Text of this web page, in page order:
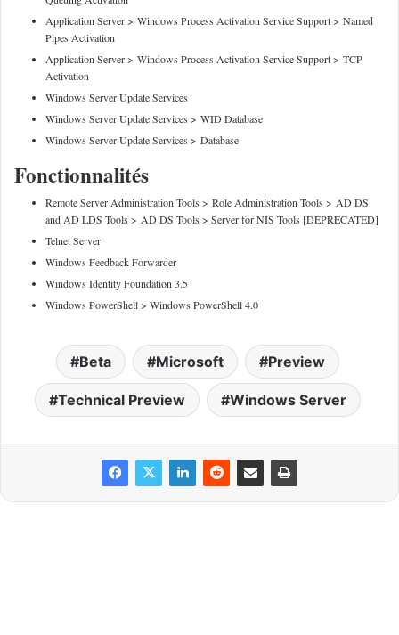
Application Server > Windows Process Activation Service Support > Named
Pipes Activation
Application Server > Windows Process Activation Service Support > TCP
Activation
Windows Server Update Services
Windows Server Update Services > WID Database
Windows Server Update Services > Database
Fonctionnalités
Remote Server Administration Tools > Role Administration Tools > AD DS
and AD LDS Tools > AD DS Tools > Server for NIS Tools [DEPRECATED]
Telnet Server
Windows Feedback Forwarder
Windows Identity Foundation 3.5
Windows PowerShell > Windows PowerShell 4.0
Beta Microsoft Preview
Technical Preview Windows Server